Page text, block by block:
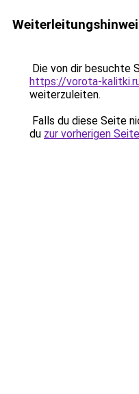
Die von dir besuchte
https://vorota-
weiterzuleiten.
Falls du diese Seite
du zur vorherigen